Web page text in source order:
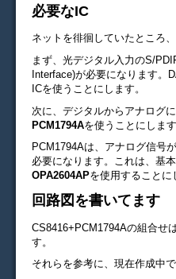
必要なIC
ネットを徘徊していたところ
まず、光デジタル入力のS/
Interface)が必要になります。
ICを使うことにします。
次に、デジタルからアナログ
PCM1794Aを使うことにします
PCM1794Aは、アナログ信号
必要になります。これは、基
OPA2604APを使用することに
回路図を書いてます
CS8416+PCM1794Aの組合せ
す。
それらを参考に、現在作成中で